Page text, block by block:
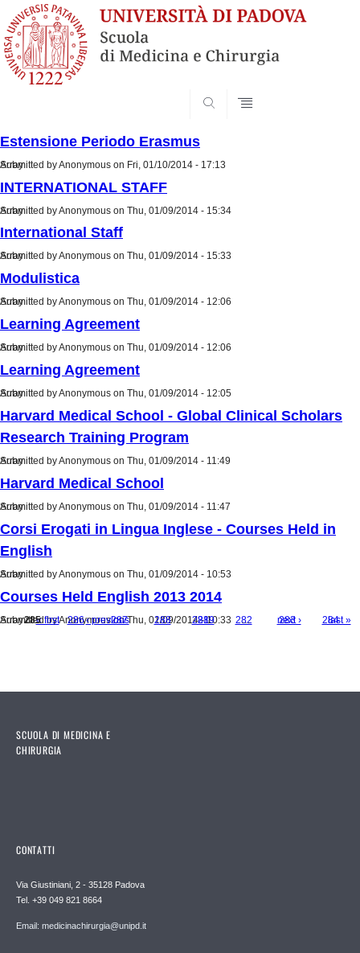
Estensione Periodo Erasmus
Submitted byAnonymous on Fri, 01/10/2014 - 17:13
Array
INTERNATIONAL STAFF
Submitted byAnonymous on Thu, 01/09/2014 - 15:34
Array
International Staff
Submitted byAnonymous on Thu, 01/09/2014 - 15:33
Array
Modulistica
Submitted byAnonymous on Thu, 01/09/2014 - 12:06
Array
Learning Agreement
Submitted byAnonymous on Thu, 01/09/2014 - 12:06
Array
Learning Agreement
Submitted byAnonymous on Thu, 01/09/2014 - 12:05
Array
Harvard Medical School - Global Clinical Scholars
Research Training Program
Submitted byAnonymous on Thu, 01/09/2014 - 11:49
Array
Harvard Medical School
Submitted byAnonymous on Thu, 01/09/2014 - 11:47
Array
Corsi Erogati in Lingua Inglese - Courses Held in
English
Submitted byAnonymous on Thu, 01/09/2014 - 10:53
Array
Courses Held English 2013 2014
Submitted byAnonymouson Thu, 01/09/2014 - 10:33
Array « first ‹ previous … 281 282 283 284
285 286 287 288 289 … next › last »
SCUOLA DI MEDICINA E
CHIRURGIA
CONTATTI
Via Giustiniani, 2 - 35128 Padova
Tel. +39 049 821 8664
Email: medicinachirurgia@unipd.it